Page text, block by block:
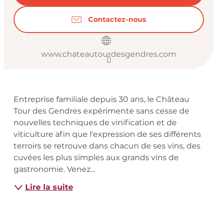
Contactez-nous
www.chateautourdesgendres.com
Description
Entreprise familiale depuis 30 ans, le Château
Tour des Gendres expérimente sans cesse de
nouvelles techniques de vinification et de
viticulture afin que l'expression de ses différents
terroirs se retrouve dans chacun de ses vins, des
cuvées les plus simples aux grands vins de
gastronomie. Venez...
Lire la suite